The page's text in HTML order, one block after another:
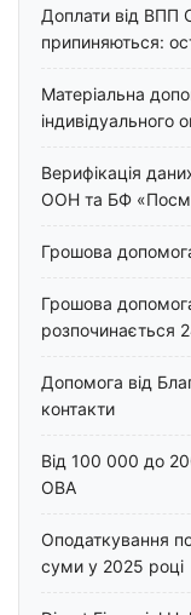
Доплати від ВПП
припиняються:
Матеріальна
індивідуального
Верифікація
ООН та БФ
Грошова
Грошова
розпочинається
Допомога від
контакти
Від 100 000 до
ОВА
Оподаткування
суми у 2025 році